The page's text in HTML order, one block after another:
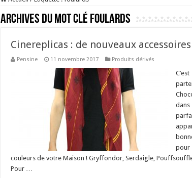
Archives du mot clé foulards
Cinereplicas : de nouveaux
Pensine 11 novembre 2017 Produits dérivés
pour
couleurs de votre Maison ! Gryffondor, Serdaigle,
Pour …